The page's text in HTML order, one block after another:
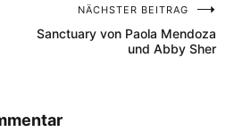
NÄCHSTER BEITRAG
Sanctuary von Paola Mendoza
und Abby Sher